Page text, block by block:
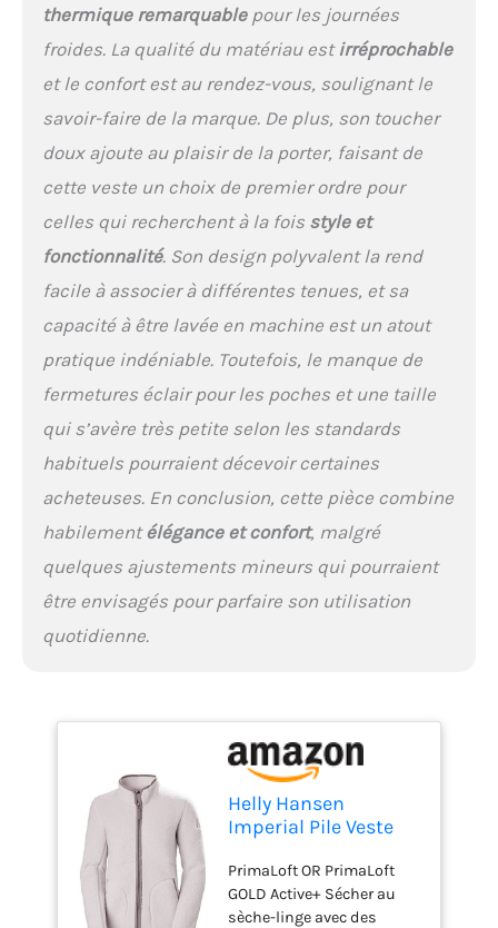
thermique remarquablepour les journées
froides. La qualité du matériau est irréprochable
et le confort est au rendez-vous, soulignant le
savoir-faire de la marque. De plus, son toucher
doux ajoute au plaisir de la porter, faisant de
cette veste un choix de premier ordre pour
celles qui recherchent à la fois style et
fonctionnalité. Son design polyvalent la rend
facile à associer à différentes tenues, et sa
capacité à être lavée en machine est un atout
pratique indéniable. Toutefois, le manque de
fermetures éclair pour les poches et une taille
qui s’avère très petite selon les standards
habituels pourraient décevoir certaines
acheteuses. En conclusion, cette pièce combine
habilementélégance et confort, malgré
quelques ajustements mineurs qui pourraient
être envisagés pour parfaire son utilisation
quotidienne.
Helly Hansen
Imperial Pile Veste
PrimaLoft OR PrimaLoft
GOLD Active+ Sécher au
sèche-linge avec des